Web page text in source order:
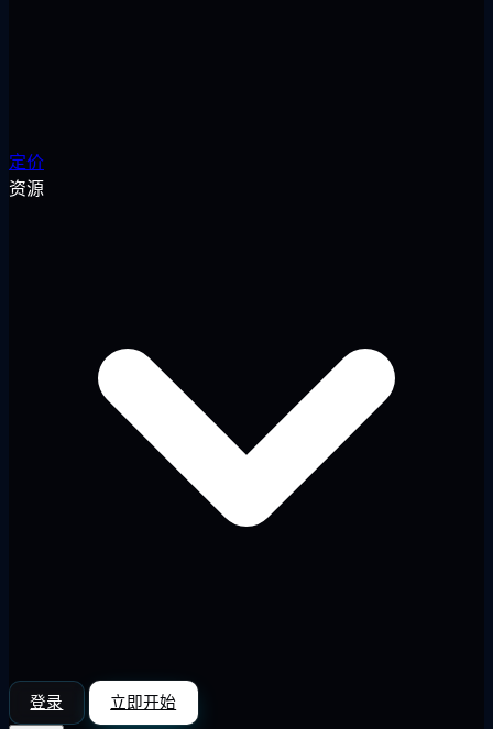
定价
资源
登录 立即开始